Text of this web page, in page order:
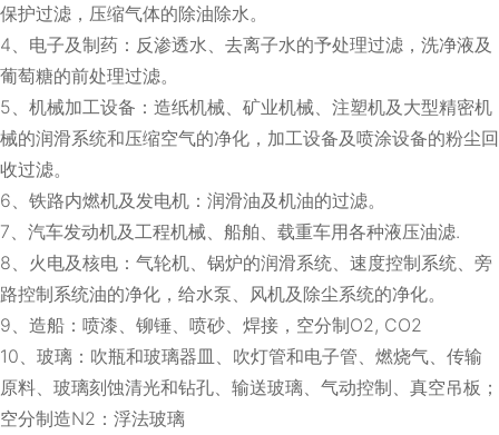
保护过滤，压缩气体的除油除水。
4、电子及制药：反渗透水、去离子水的予处理过滤，洗净液及
葡萄糖的前处理过滤。
5、机械加工设备：造纸机械、矿业机械、注塑机及大型精密机
械的润滑系统和压缩空气的净化，加工设备及喷涂设备的粉尘回
收过滤。
6、铁路内燃机及发电机：润滑油及机油的过滤。
7、汽车发动机及工程机械、船舶、载重车用各种液压油滤.
8、火电及核电：气轮机、锅炉的润滑系统、速度控制系统、旁
路控制系统油的净化，给水泵、风机及除尘系统的净化。
9、造船：喷漆、铆锤、喷砂、焊接，空分制O2, CO2
10、玻璃：吹瓶和玻璃器皿、吹灯管和电子管、燃烧气、传输
原料、玻璃刻蚀清光和钻孔、输送玻璃、气动控制、真空吊板；
空分制造N2：浮法玻璃